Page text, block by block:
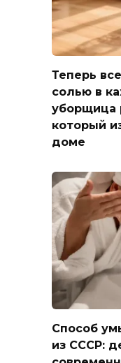
Теперь
солью в
уборщица
который
доме
Способ
из СССР: